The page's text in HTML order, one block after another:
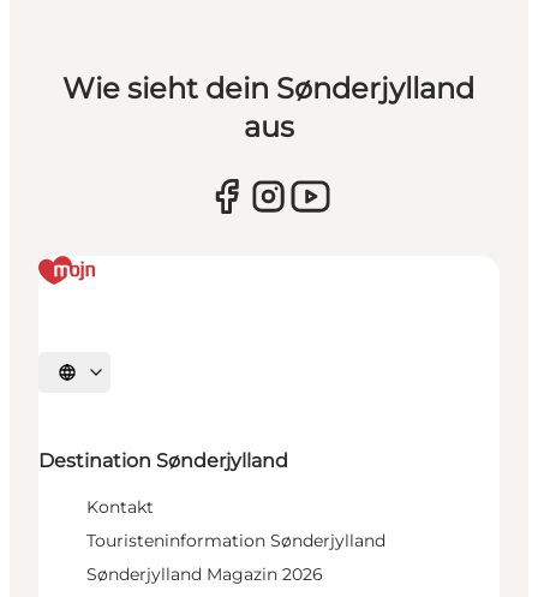
Wie sieht dein Sønderjylland
aus
Sprache auswählen
Destination Sønderjylland
Kontakt
Touristeninformation Sønderjylland
Sønderjylland Magazin 2026